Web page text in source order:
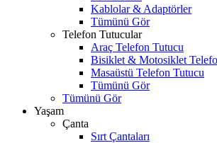
Kablolar & Adaptörler
Tümünü Gör
Telefon Tutucular
Araç Telefon Tutucu
Bisiklet & Motosiklet
Masaüstü Telefon Tutucu
Tümünü Gör
Tümünü Gör
Yaşam
Çanta
Sırt Çantaları